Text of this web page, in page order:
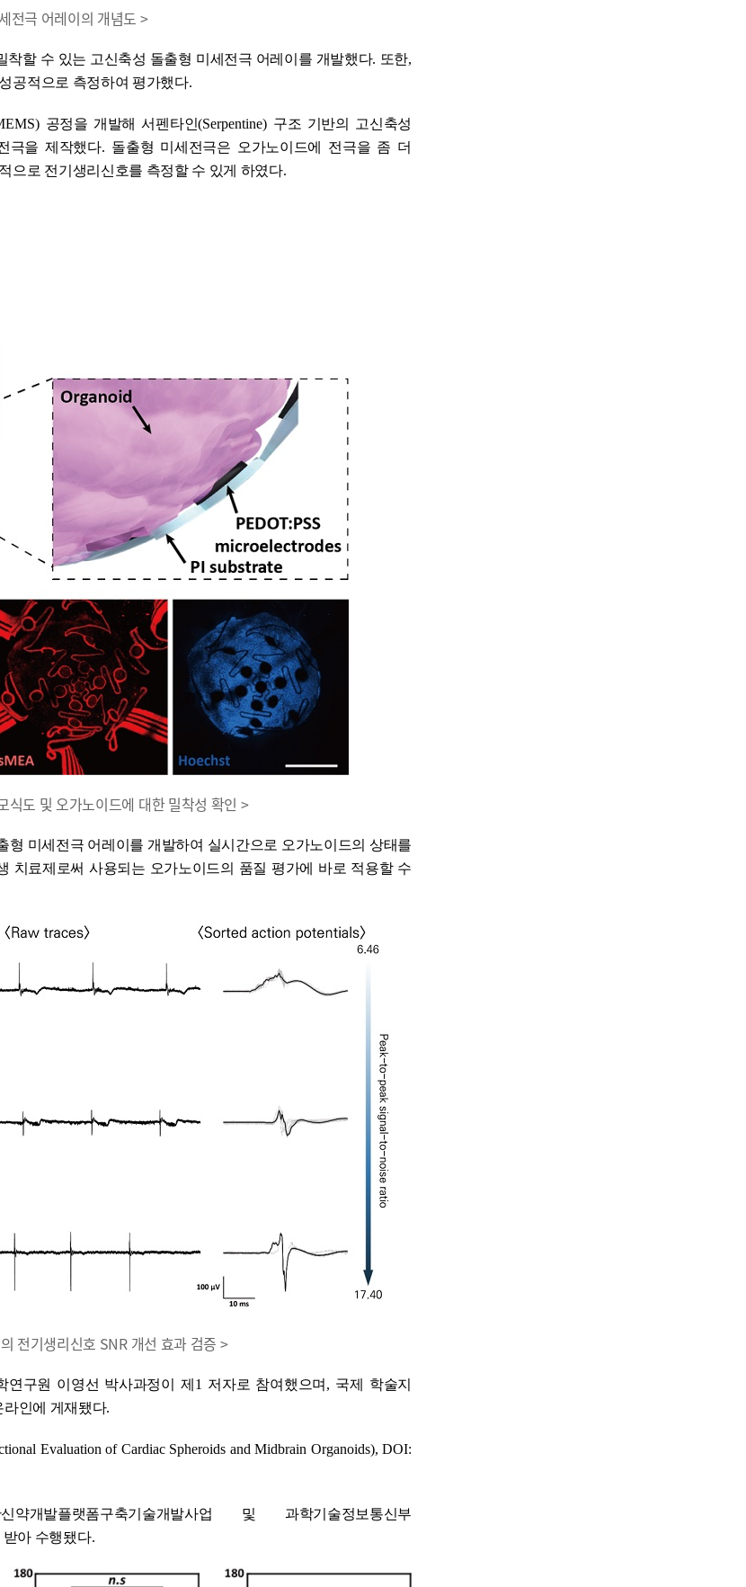
전극 어레이의 개념도 >
할 수 있는 고신축성 돌출형 미세전극 어레이를 개발했다. 또한,
공적으로 측정하여 평가했다.
공정을 개발해 서펜타인(Serpentine) 구조 기반의 고신축성
극을 제작했다. 돌출형 미세전극은 오가노이드에 전극을 좀 더
으로 전기생리신호를 측정할 수 있게 하였다.
식도 및 오가노이드에 대한 밀착성 확인 >
미세전극 어레이를 개발하여 실시간으로 오가노이드의 상태를
치료제로써 사용되는 오가노이드의 품질 평가에 바로 적용할 수
전기생리신호 SNR 개선 효과 검증 >
연구원 이영선 박사과정이 제 1 저자로 참여했으며 , 국제 학술지
라인에 게재됐다.
Evaluation of Cardiac Spheroids and Midbrain Organoids), DOI:
신약개발플랫폼구축기술개발사업 및 과학기술정보통신부
아 수행됐다.